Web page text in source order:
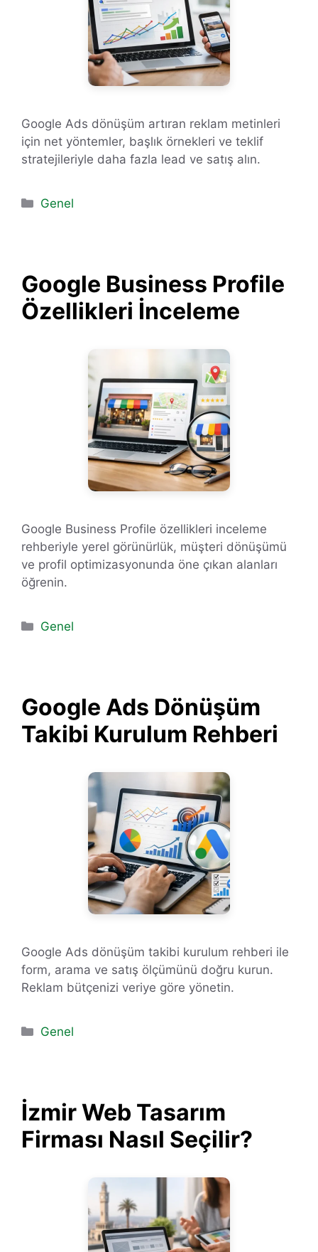
Google Ads dönüşüm artıran reklam metinleri
için net yöntemler, başlık örnekleri ve teklif
stratejileriyle daha fazla lead ve satış alın.
Kategoriler
Genel
Google Business Profile
Özellikleri İnceleme
Google Business Profile özellikleri inceleme
rehberiyle yerel görünürlük, müşteri dönüşümü
ve profil optimizasyonunda öne çıkan alanları
öğrenin.
Kategoriler
Genel
Google Ads Dönüşüm
Takibi Kurulum Rehberi
Google Ads dönüşüm takibi kurulum rehberi ile
form, arama ve satış ölçümünü doğru kurun.
Reklam bütçenizi veriye göre yönetin.
Kategoriler
Genel
İzmir Web Tasarım
Firması Nasıl Seçilir?